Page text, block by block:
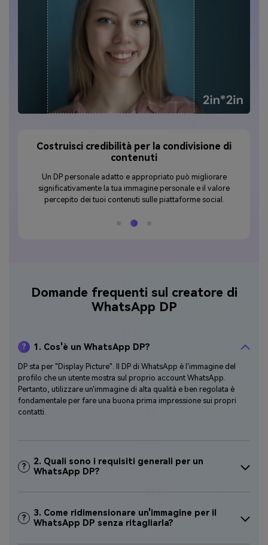
Versatilità su diverse piattaforme
WhatsApp DP possono essere utilizzate su molteplici
piattaforme. Inoltre, questo strumento può essere utilizzato
per diversi scopi, come la creazione di fototessere.
Domande frequenti sul creatore di
WhatsApp DP
? 1. Cos'è un WhatsApp DP?
DP sta per "Display Picture". Il DP di WhatsApp è l'immagine del
profilo che un utente mostra sul proprio account WhatsApp.
Pertanto, utilizzare un'immagine di alta qualità e ben regolata è
fondamentale per fare una buona prima impressione sui propri
contatti.
?
2. Quali sono i requisiti generali per un
WhatsApp DP?
?
3. Come ridimensionare un'immagine per il
WhatsApp DP senza ritagliarla?